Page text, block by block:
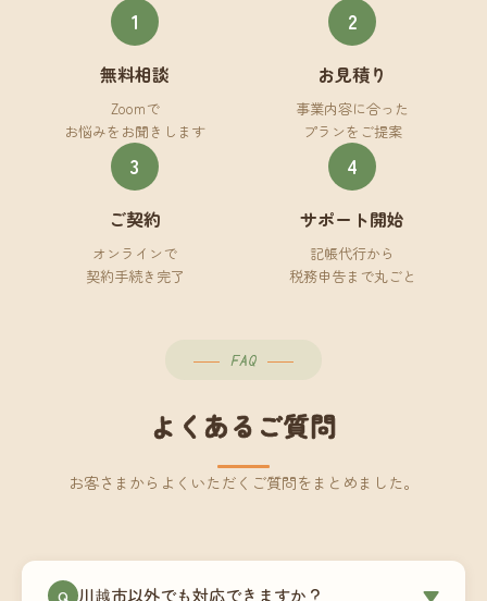
1
無料相談
Zoomで
お悩みをお聞きします
2
お見積り
事業内容に合った
プランをご提案
3
ご契約
オンラインで
契約手続き完了
4
サポート開始
記帳代行から
税務申告まで丸ごと
FAQ
よくあるご質問
お客さまからよくいただくご質問をまとめました。
Q 川越市以外でも対応できますか？ ▼